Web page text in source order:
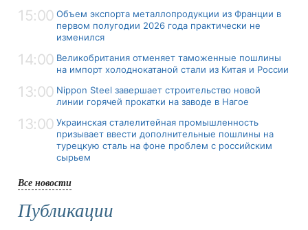
15:00 Объем экспорта металлопродукции из Франции в
первом полугодии 2026 года практически не
изменился
14:00 Великобритания отменяет таможенные пошлины
на импорт холоднокатаной стали из Китая и России
13:00 Nippon Steel завершает строительство новой
линии горячей прокатки на заводе в Нагое
13:00 Украинская сталелитейная промышленность
призывает ввести дополнительные пошлины на
турецкую сталь на фоне проблем с российским
сырьем
Все новости
Публикации